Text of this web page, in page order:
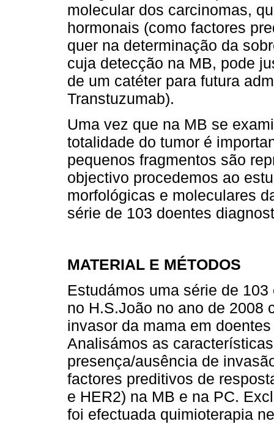
molecular dos carcinomas,
hormonais (como factores
quer na determinação da
cuja detecção na MB, pode
de um catéter para futura
Transtuzumab).
Uma vez que na MB se
totalidade do tumor é
pequenos fragmentos são
objectivo procedemos ao
morfológicas e moleculares
série de 103 doentes
MATERIAL E MÉTODOS
Estudámos uma série de
no H.S.João no ano de 2008
invasor da mama em
Analisámos as
presença/ausência de
factores preditivos de
e HER2) na MB e na PC.
foi efectuada quimioterapia